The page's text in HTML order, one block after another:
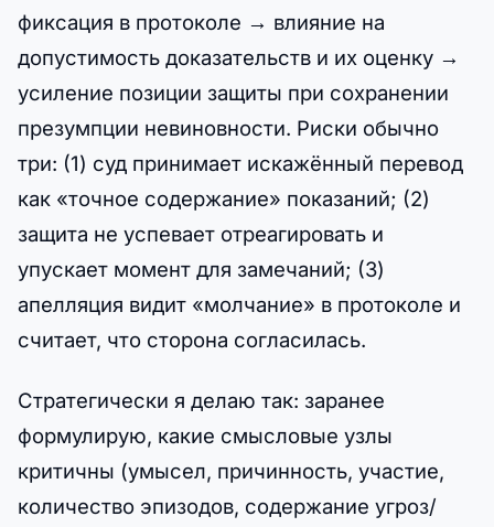
фиксация в протоколе → влияние на
допустимость доказательств и их оценку →
усиление позиции защиты при сохранении
презумпции невиновности. Риски обычно
три: (1) суд принимает искажённый перевод
как «точное содержание» показаний; (2)
защита не успевает отреагировать и
упускает момент для замечаний; (3)
апелляция видит «молчание» в протоколе и
считает, что сторона согласилась.
Стратегически я делаю так: заранее
формулирую, какие смысловые узлы
критичны (умысел, причинность, участие,
количество эпизодов, содержание угроз/